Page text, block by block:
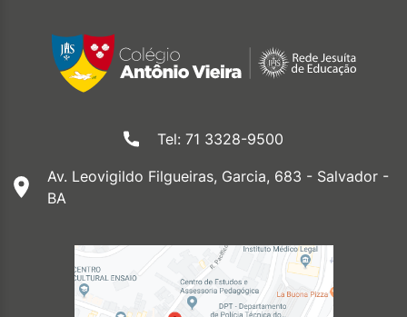
Tel: 71 3328-9500
Av. Leovigildo Filgueiras, Garcia, 683 - Salvador -
BA